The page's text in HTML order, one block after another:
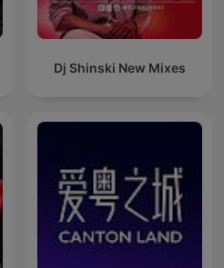
Dj Shinski New Mixes